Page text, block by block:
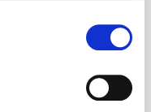
en el navegador.
navegar en
que aún
analytics, Google